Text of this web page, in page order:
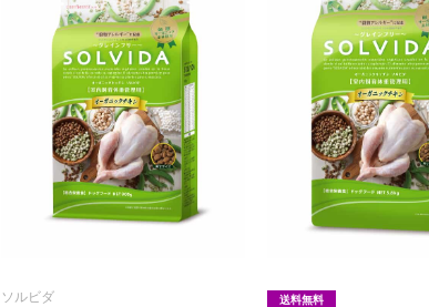
ソルビダ
送料無料